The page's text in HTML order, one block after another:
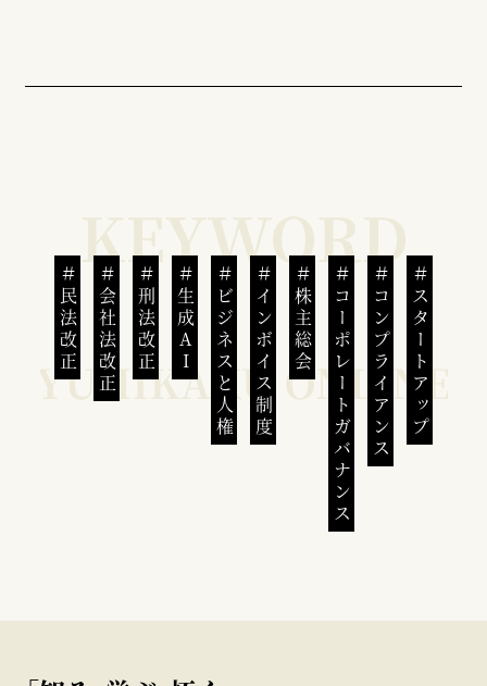
民法改正 会社法改正 刑法改正 生成AI ビジネスと人権インボイス制度 株主総会 コーポレートガバナンスコンプライアンススタートアップ